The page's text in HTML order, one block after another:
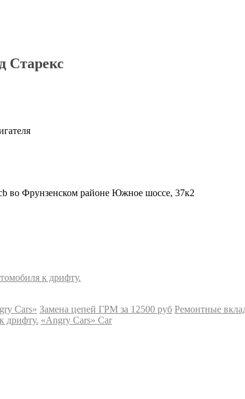
Старекс
во Фрунзенском районе Южное шоссе, 37к2
к дрифту.
Cars» Замена цепей ГРМ за 12500 руб Ремонтные
дрифту. «Angry Cars» Car